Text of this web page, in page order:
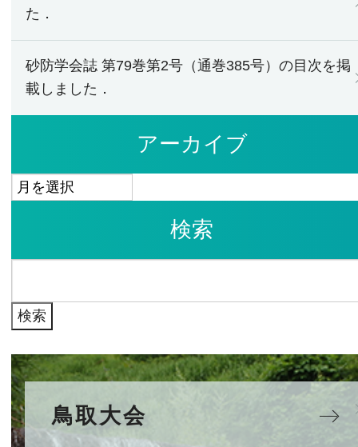
た．
砂防学会誌 第79巻第2号（通巻385号）の目次を掲
載しました．
アーカイブ
ア
検索
鳥取大会